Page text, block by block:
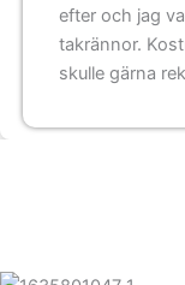
efter och jag
takrännor.
skulle gärna